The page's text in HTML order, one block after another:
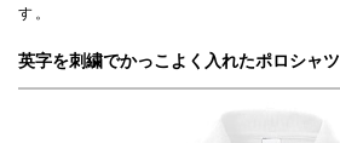
す。
英字を刺繍でかっこよく入れたポロシャツ